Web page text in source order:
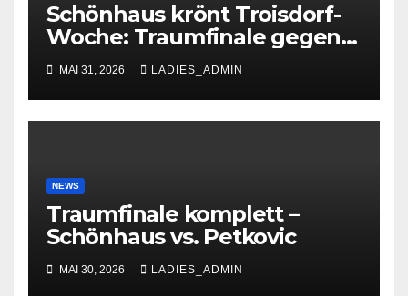
Schönhaus krönt Troisdorf-
Woche: Traumfinale gegen
Petkovic begeistert 600
Zuschauer
MAI 31, 2026 LADIES_ADMIN
NEWS
Traumfinale komplett –
Schönhaus vs. Petkovic
MAI 30, 2026 LADIES_ADMIN